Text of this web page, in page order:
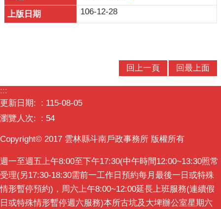
106-12-28
回上一頁 回最上面
:::
更新日期:
115-08-05
瀏覽人次:
54
Copyright© 2017 雲林縣斗南戶政事務所 版權所有
週一至週五上午8:00至下午17:30(中午時間12:00~13:30照常
受理(另17:30-18:30需前一工作日預約每月最後一日或特殊
情形暫停預約)，周六上午8:00~12:00延長上班服務(連續假
日或特殊情形暫停週六服務)本所古坑及大埤辦公室星期六